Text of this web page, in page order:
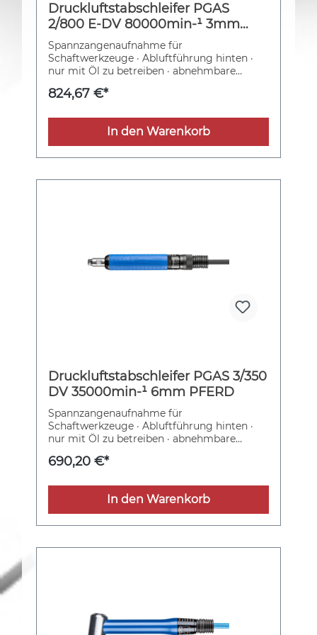
Druckluftstabschleifer PGAS
2/800 E-DV 80000min-¹ 3mm
PFERD
Spannzangenaufnahme für
Schaftwerkzeuge · Abluftführung hinten ·
nur mit Öl zu betreiben · abnehmbare
Spindel · Drehventil Weitere technische
824,67 €*
In den Warenkorb
Druckluftstabschleifer PGAS 3/350
DV 35000min-¹ 6mm PFERD
Spannzangenaufnahme für
Schaftwerkzeuge · Abluftführung hinten ·
nur mit Öl zu betreiben · abnehmbare
technische Eigenschaften: · Arbeitsdruck:
690,20 €*
In den Warenkorb